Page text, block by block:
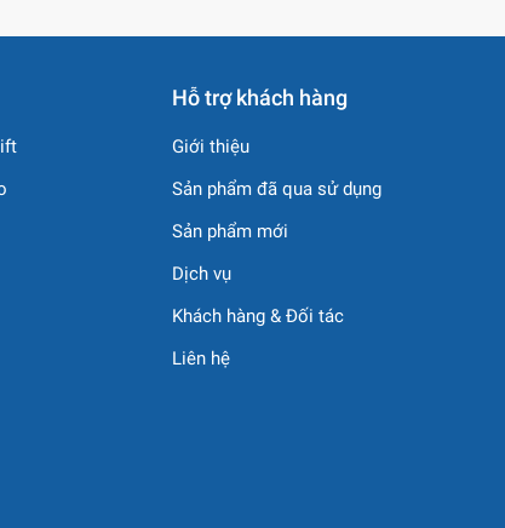
Hỗ trợ khách hàng
Giới thiệu
Sản phẩm đã qua sử dụng
Sản phẩm mới
Dịch vụ
Khách hàng & Đối tác
Liên hệ